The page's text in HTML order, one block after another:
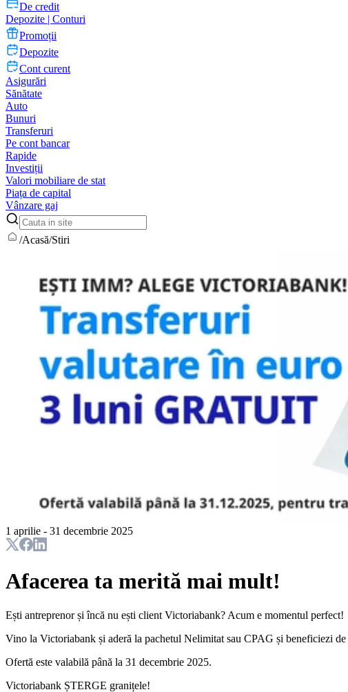
De credit
Depozite | Conturi
Promoții
Depozite
Cont curent
Asigurări
Sănătate
Auto
Bunuri
Transferuri
Pe cont bancar
Rapide
Investiții
Valori mobiliare de stat
Piața de capital
Vânzare gaj
/Acasă/Stiri
1 aprilie - 31 decembrie 2025
Afacerea ta merită mai mult!
Ești antreprenor și încă nu ești client Victoriabank? Acum e momentul perfect!
Vino la Victoriabank și aderă la pachetul Nelimitat sau CPAG și beneficiezi de
Ofertă este valabilă până la 31 decembrie 2025.
Victoriabank ȘTERGE granițele!